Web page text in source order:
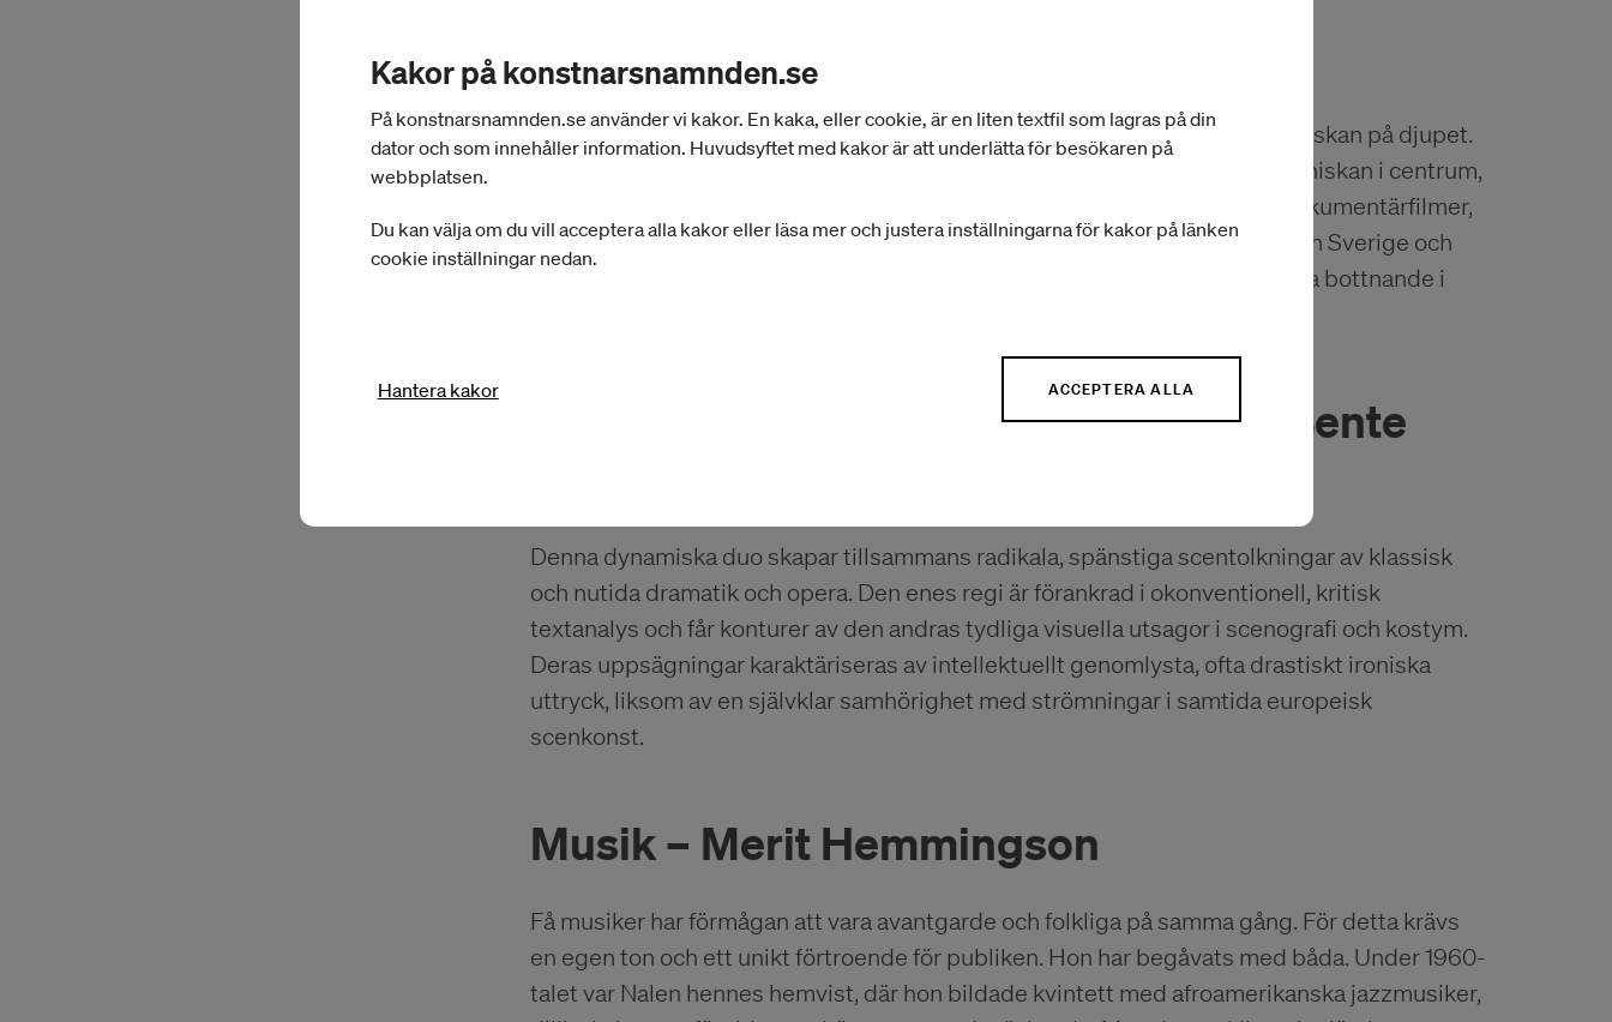
Film – Nahid Persson
Med sina modiga filmer och närgångna porträtt vågar hon alltid söka människan på djupet.
Hur mycket ämnena än varierar är hon alltid konsekvent med att sätta människan i centrum,
och om så krävs, även sig själv. Hon har gett oss en skatt av enastående dokumentärfilmer,
som aldrig upphör att skänka nya perspektiv. Berättelser från då och nu, från Sverige och
Iran, berör och ger oss unikt tillträde till världar och skeenden, för det mesta bottnande i
Teater – Staffan Valdemar Holm och Bente
Denna dynamiska duo skapar tillsammans radikala, spänstiga scentolkningar av klassisk
och nutida dramatik och opera. Den enes regi är förankrad i okonventionell, kritisk
textanalys och får konturer av den andras tydliga visuella utsagor i scenografi och kostym.
Deras uppsägningar karaktäriseras av intellektuellt genomlysta, ofta drastiskt ironiska
uttryck, liksom av en självklar samhörighet med strömningar i samtida europeisk
scenkonst.
Musik – Merit Hemmingson
Få musiker har förmågan att vara avantgarde och folkliga på samma gång. För detta krävs
en egen ton och ett unikt förtroende för publiken. Hon har begåvats med båda. Under 1960-
talet var Nalen hennes hemvist, där hon bildade kvintett med afroamerikanska jazzmusiker,
Kakor på konstnarsnamnden.se
På konstnarsnamnden.se använder vi kakor. En kaka, eller cookie, är en liten textfil som lagras på din
dator och som innehåller information. Huvudsyftet med kakor är att underlätta för besökaren på
webbplatsen.
Du kan välja om du vill acceptera alla kakor eller läsa mer och justera inställningarna för kakor på länken
cookie inställningar nedan.
Hantera kakor ACCEPTERA ALLA